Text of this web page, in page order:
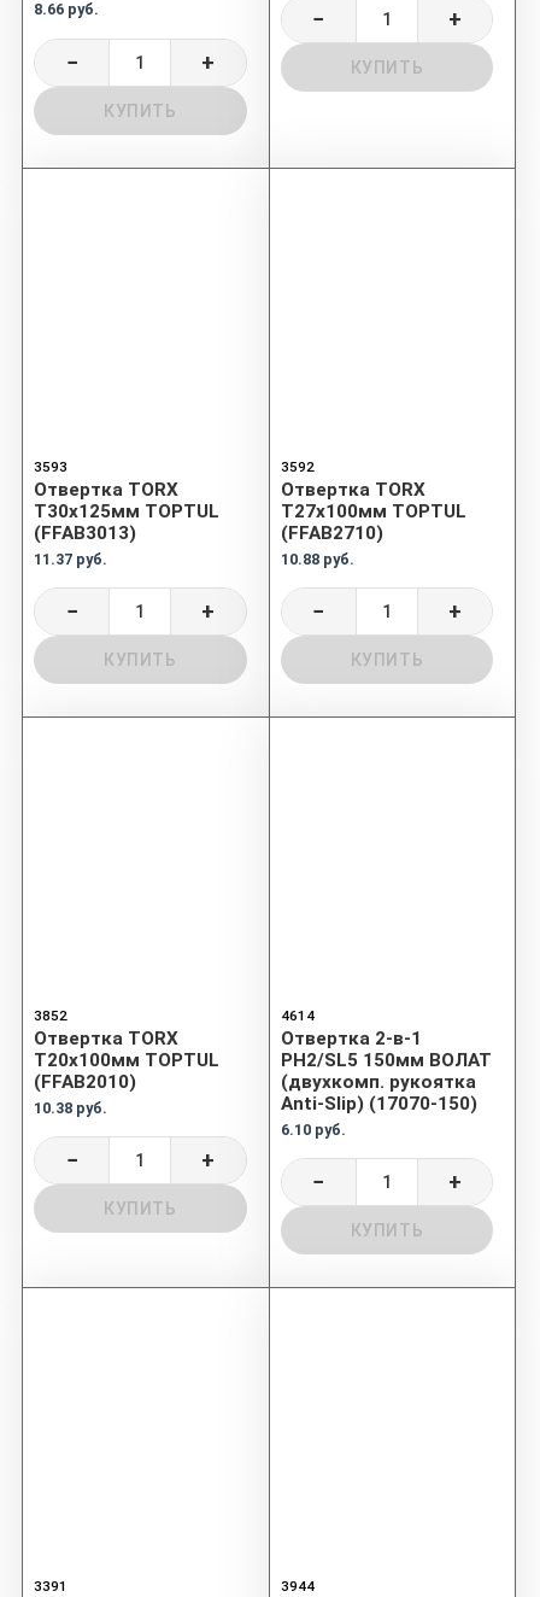
8.66 руб.
− +
КУПИТЬ
− +
КУПИТЬ
3593
Отвертка TORX
T30x125мм TOPTUL
(FFAB3013)
11.37 руб.
− +
КУПИТЬ
3592
Отвертка TORX
T27x100мм TOPTUL
(FFAB2710)
10.88 руб.
− +
КУПИТЬ
3852
Отвертка TORX
T20x100мм TOPTUL
(FFAB2010)
10.38 руб.
− +
КУПИТЬ
4614
Отвертка 2-в-1
PH2/SL5 150мм ВОЛАТ
(двухкомп. рукоятка
Anti-Slip) (17070-150)
6.10 руб.
− +
КУПИТЬ
3391 3944